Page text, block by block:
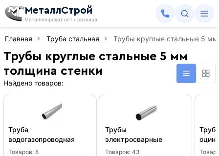
МеталлСтрой
Металлопрокат опт / розница
Главная Труба стальная Трубы круглые стальные 5 мм
Трубы круглые стальные 5 мм
толщина стенки
Найдено товаров:
Труба
водогазопроводная
Товаров: 8
Трубы
электросварные
Товаров:43